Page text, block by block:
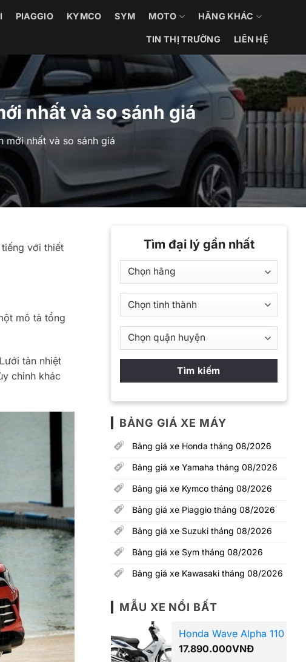
PIAGGIO KYMCO SYM MOTO HÃNG KHÁC
TIN THỊ TRƯỜNG LIÊN HỆ
nhất và so sánh giá
mới nhất và so sánh giá
với thiết
mô tả tổng
tản nhiệt
chỉnh khác
Tìm đại lý gần nhất
BẢNG GIÁ XE MÁY
Bảng giá xe Honda tháng 08/2026
Bảng giá xe Yamaha tháng 08/2026
Bảng giá xe Kymco tháng 08/2026
Bảng giá xe Piaggio tháng 08/2026
Bảng giá xe Suzuki tháng 08/2026
Bảng giá xe Sym tháng 08/2026
Bảng giá xe Kawasaki tháng 08/2026
MẪU XE NỔI BẤT
Honda Wave Alpha 110
17.890.000VNĐ